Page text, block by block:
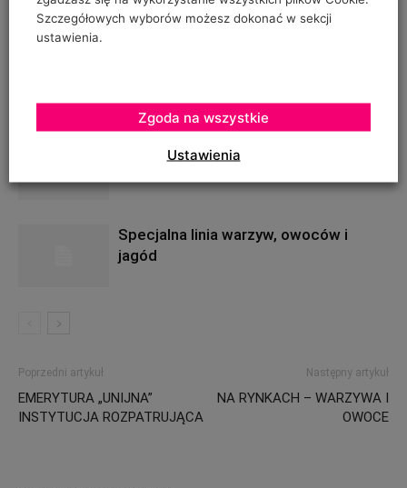
Świat buduje szklarnie
Specjalna linia warzyw, owoców i
jagód
Poprzedni artykuł
EMERYTURA „UNIJNA”
INSTYTUCJA ROZPATRUJĄCA
Następny artykuł
NA RYNKACH – WARZYWA I
OWOCE
Szczegółowych wyborów możesz dokonać w sekcji
ustawienia.
Ustawienia
Zgoda na wszystkie